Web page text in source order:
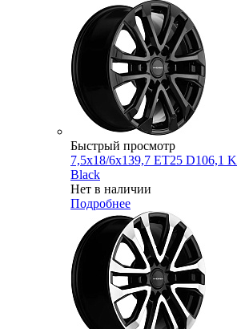
Быстрый просмотр
7,5x18/6x139,7 ET25 D106,1
Black
Нет в наличии
Подробнее